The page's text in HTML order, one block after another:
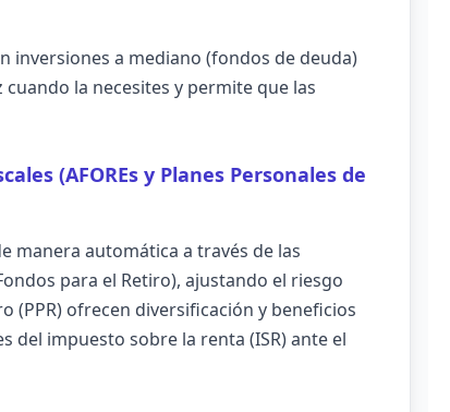
inversiones a mediano (fondos de deuda)
cuando la necesites y permite que las
(AFOREs y Planes Personales de
manera automática a través de las
para el Retiro), ajustando el riesgo
(PPR) ofrecen diversificación y beneficios
impuesto sobre la renta (ISR) ante el